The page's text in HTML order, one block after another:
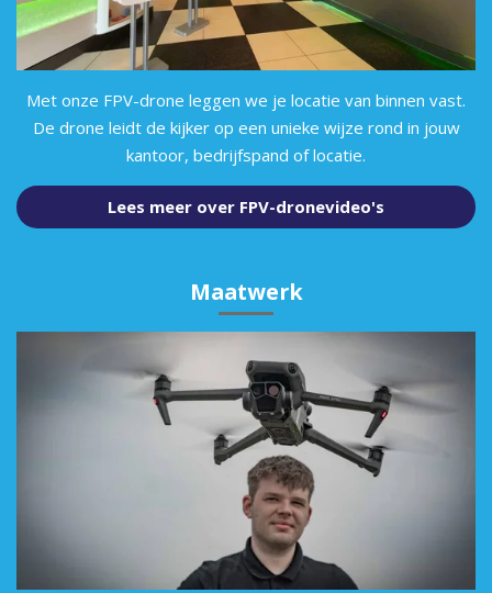
Met onze FPV-drone leggen we je locatie van binnen vast.
De drone leidt de kijker op een unieke wijze rond in jouw
kantoor, bedrijfspand of locatie.
Lees meer over FPV-dronevideo's
Maatwerk